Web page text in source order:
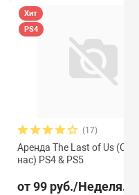
Хит
PS4
(17)
Аренда The Last of Us
нас) PS4 & PS5
от 99 руб./Неделя.